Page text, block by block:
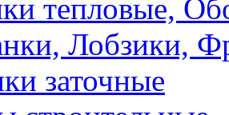
тепловые,
Лобзики,
заточные